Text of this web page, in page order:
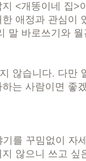
<개똥이네 집>
애정과 관심이
말 바로쓰기와
않습니다. 다만
는 사람이면 좋
를 꾸밈없이 자
않으니 쓰고 싶